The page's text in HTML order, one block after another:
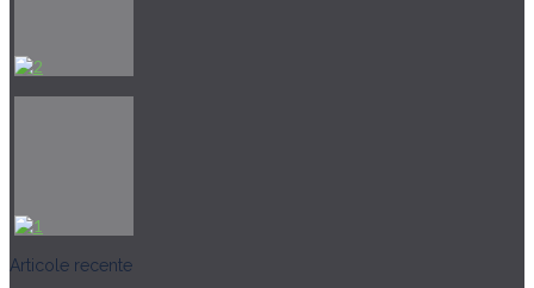
Articole recente